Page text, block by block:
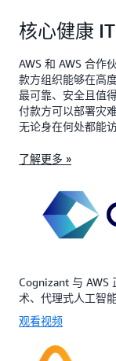
核心健康 IT
AWS 和 AWS 合作
款方组织能够在高
最可靠、安全且值
付款方可以部署灾
无论身在何处都能
了解更多 »
Cognizant 与 AWS
术、代理式人工智
观看视频